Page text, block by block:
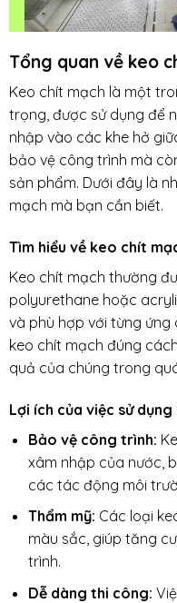
Tổng quan về keo
Keo chít mạch là một
trọng, được sử dụng để
nhập vào các khe hở
bảo vệ công trình mà
sản phẩm. Dưới đây là
mạch mà bạn cần biết.
Tìm hiểu về keo chít
Keo chít mạch thường
polyurethane hoặc
và phù hợp với từng ứng
keo chít mạch đúng
quả của chúng trong
Lợi ích của việc sử
Bảo vệ công trình:
xâm nhập của nước,
các tác động môi
Thẩm mỹ: Các loại
màu sắc, giúp tăng
trình.
Dễ dàng thi công: